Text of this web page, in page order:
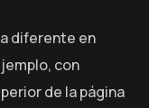
diferente en
con
de la página